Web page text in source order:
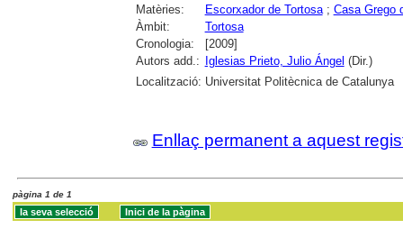
Matèries:
Escorxador de Tortosa; Casa Grego
Àmbit:
Tortosa
Cronologia:
[2009]
Autors add.: Iglesias Prieto, Julio Ángel (Dir.)
Localització: Universitat Politècnica de Catalunya
Enllaç permanent a aquest
pàgina 1 de 1